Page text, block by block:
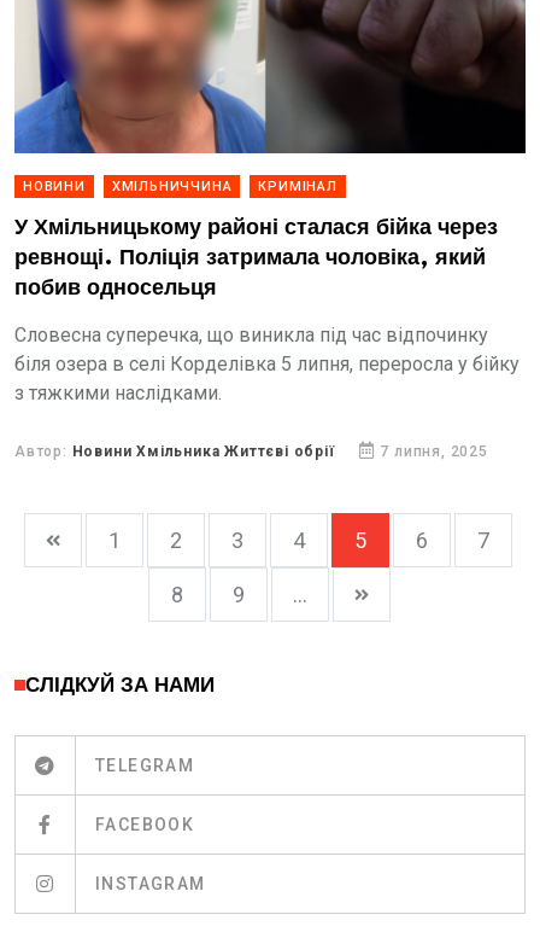
НОВИНИ ХМІЛЬНИЧЧИНА КРИМІНАЛ
У Хмільницькому районі сталася бійка через
ревнощі. Поліція затримала чоловіка, який
побив односельця
Словесна суперечка, що виникла під час відпочинку
біля озера в селі Корделівка 5 липня, переросла у бійку
з тяжкими наслідками.
Автор: Новини Хмільника Життєві обрії 7 липня, 2025
1 2 3 4 5 6 7
8 9 ...
СЛІДКУЙ ЗА НАМИ
TELEGRAM
FACEBOOK
INSTAGRAM